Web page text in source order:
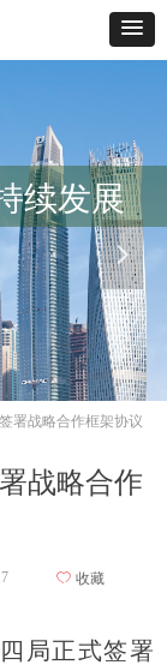
续发展
넲
战略合作
署战略合作框架协议
局正式签署
ꄀ 收藏